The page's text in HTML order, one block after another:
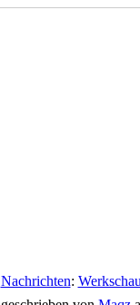
Nachrichten: